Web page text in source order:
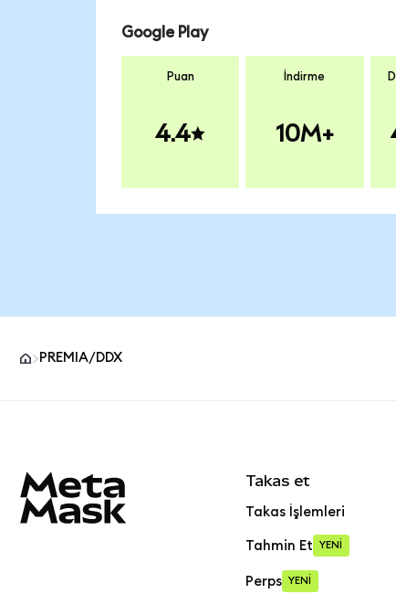
Google Play
Puan
4.4
İndirme
10M+
PREMIA/DDX
Takas et
Takas İşlemleri
Tahmin Et YENİ
Perps YENİ